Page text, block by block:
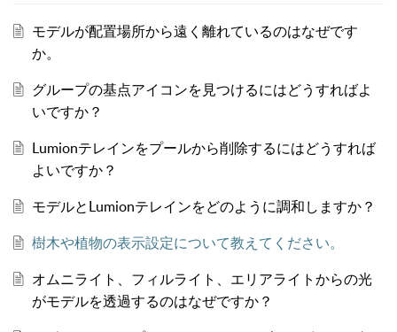
モデルが配置場所から遠く離れているのはなぜです
か。
グループの基点アイコンを見つけるにはどうすればよ
いですか？
Lumionテレインをプールから削除するにはどうすれば
よいですか？
モデルとLumionテレインをどのように調和しますか？
樹木や植物の表示設定について教えてください。
オムニライト、フィルライト、エリアライトからの光
がモデルを透過するのはなぜですか？